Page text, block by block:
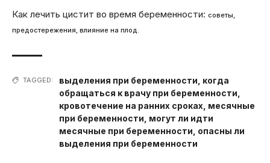
Как лечить цистит во время беременности: советы,
предостережения, влияние на плод.
TAGGED: выделения при беременности когда
обращаться к врачу при беременности
кровотечение на ранних сроках месячные
при беременности могут ли идти
месячные при беременности опасны ли
выделения при беременности